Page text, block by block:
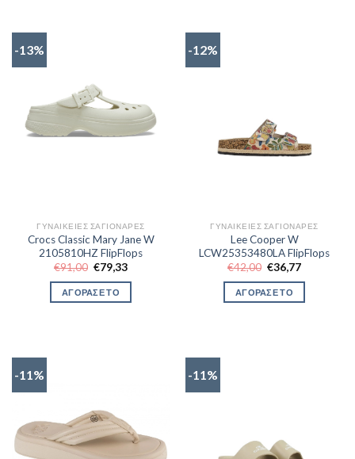
-13%
ΓΥΝΑΙΚΕΊΕΣ ΣΑΓΙΟΝΆΡΕΣ
Crocs Classic Mary Jane W
2105810HZ FlipFlops
€91,00 Original
price
was:
€91,00.
€79,33Η
τιμή
ΑΓΟΡΑΣΕ ΤΟ
-12%
ΓΥΝΑΙΚΕΊΕΣ ΣΑΓΙΟΝΆΡΕΣ
Lee Cooper W
LCW25353480LA FlipFlops
€42,00 Original
price
was:
€42,00.
€36,77Η
τιμή
ΑΓΟΡΑΣΕ ΤΟ
-11% -11%